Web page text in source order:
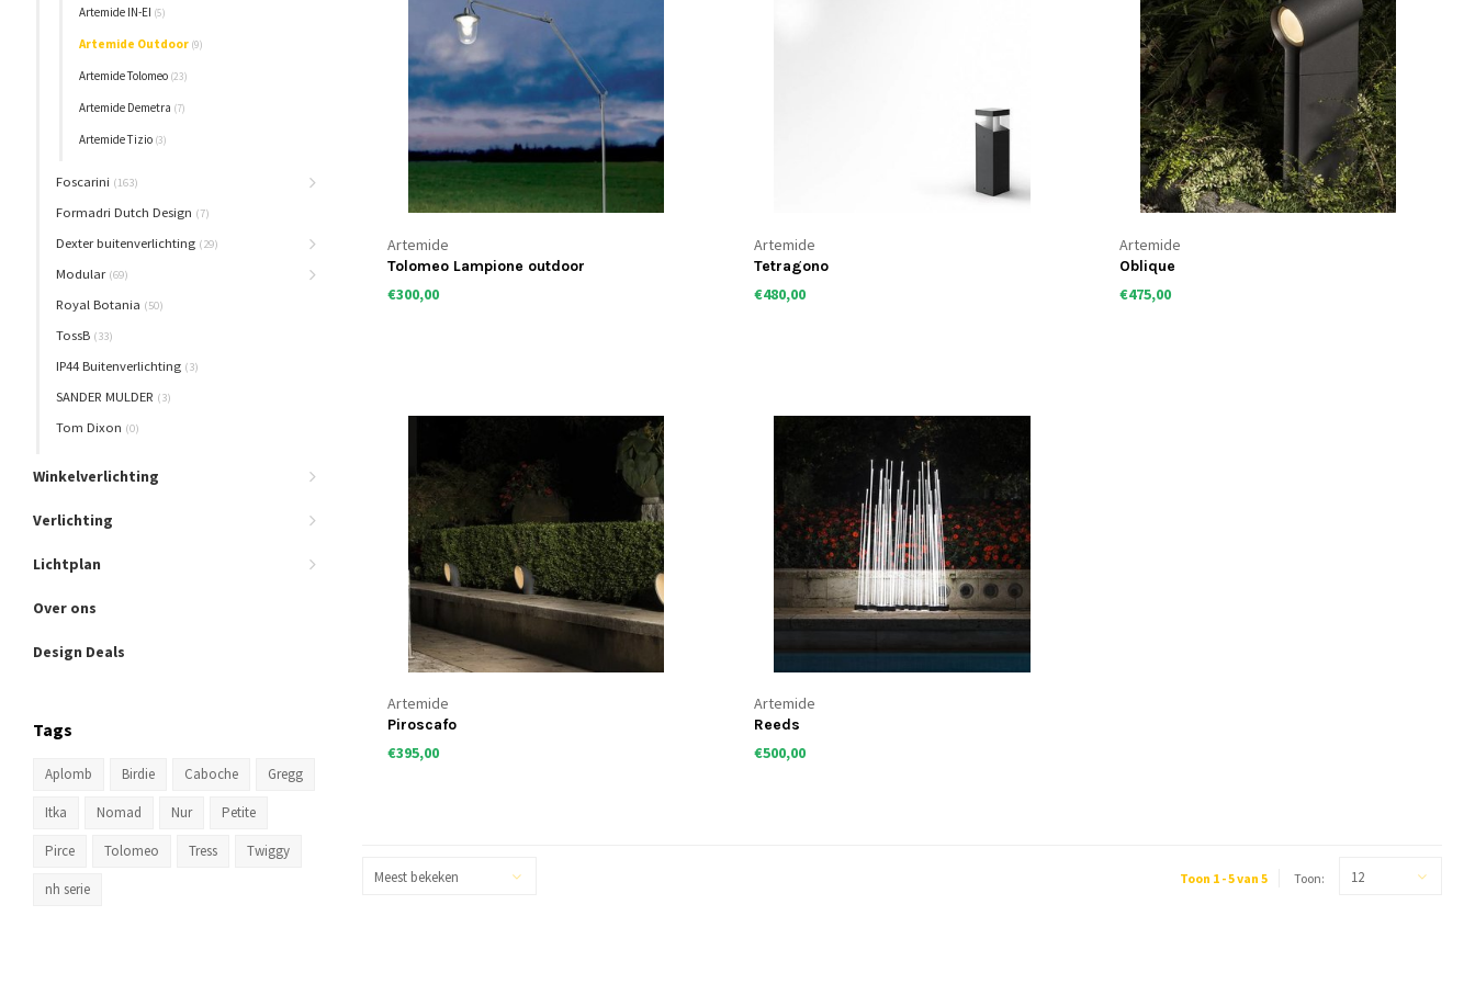
Artemide IN-EI (5)
Artemide Outdoor (9)
Artemide Tolomeo (23)
Artemide Demetra (7)
Artemide Tizio (3)
Foscarini (163)
Formadri Dutch Design (7)
Dexter buitenverlichting (29)
Modular (69)
Royal Botania (50)
TossB (33)
IP44 Buitenverlichting (3)
SANDER MULDER (3)
Tom Dixon (0)
Winkelverlichting
Verlichting
Lichtplan
Over ons
Design Deals
Tags
Aplomb Birdie Caboche Gregg
Itka Nomad Nur Petite
Pirce Tolomeo Tress Twiggy
nh serie
Artemide
Tolomeo Lampione outdoor
€300,00
Artemide
Tetragono
€480,00
Artemide
Oblique
€475,00
Artemide
Piroscafo
€395,00
Artemide
Reeds
€500,00
Meest bekeken Toon 1 - 5 van 5 Toon: 12